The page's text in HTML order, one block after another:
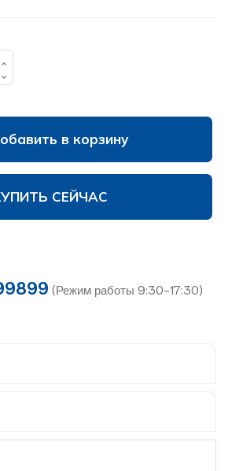
в корзину
СЕЙЧАС
(Режим работы 9:30-17:30)